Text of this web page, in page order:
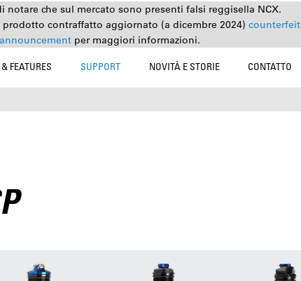
notare che sul mercato sono presenti falsi reggisella NCX.
contraffatto aggiornato (a dicembre 2024) counterfeit
per maggiori informazioni.
FEATURES SUPPORT NOVITÀ E STORIE CONTATTO